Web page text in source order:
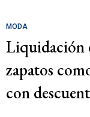
MODA
Liquidación
zapatos
con